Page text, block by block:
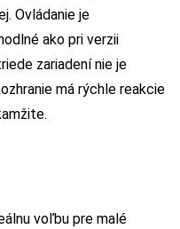
Ovládanie je
ako pri verzii
zariadení nie je
má rýchle reakcie
voľbu pre malé